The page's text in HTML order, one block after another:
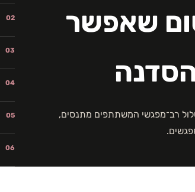
שאפשר
רב־מפגשי המשתתפים מתנסים,
02
03
04
05
06